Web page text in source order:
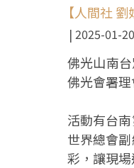
【人間社
2025-01-20
佛光山南
佛光會署
活動有台
世界總會
彩，讓現